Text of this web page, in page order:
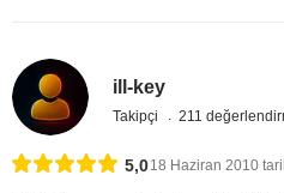
ill-key
Takipçi 211
5,018 Haziran 2010